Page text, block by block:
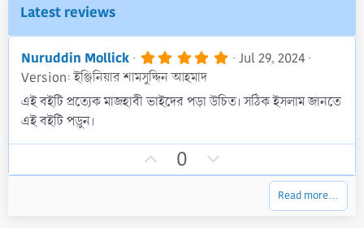
Latest reviews
Nuruddin Mollick 5
0
s
r
s
Jul 29, 2024
Version: ইঞ্জিনিয়ার শামসুদ্দিন আহমাদ
এই বইটি প্রত্যেক মাজহাবী ভাইদের পড়া উচিত। সঠিক ইসলাম জানতে
এই বইটি পড়ুন।
p
0
o
Read more…